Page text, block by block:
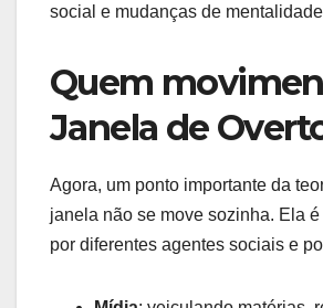
social e mudanças de
Quem
Janela de
Agora, um ponto importante da
janela não se move sozinha. Ela
por diferentes agentes sociais e